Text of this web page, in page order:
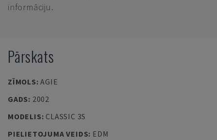
informāciju.
Pārskats
ZĪMOLS:AGIE
GADS: 2002
MODELIS: CLASSIC 3S
PIELIETOJUMA VEIDS: EDM